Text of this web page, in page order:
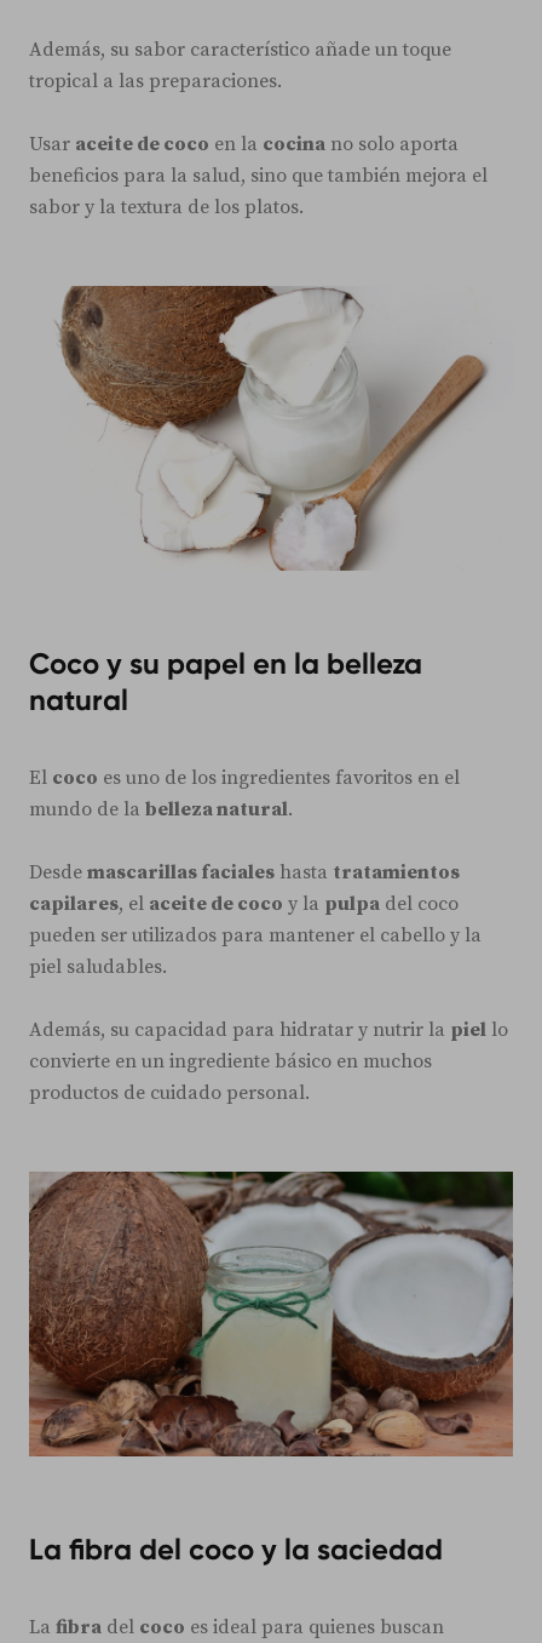
Además, su sabor característico añade un toque
tropical a las preparaciones.
Usar aceite de coco en la cocina no solo aporta
beneficios para la salud, sino que también mejora el
sabor y la textura de los platos.
Coco y su papel en la belleza
natural
El coco es uno de los ingredientes favoritos en el
mundo de la belleza natural.
Desde mascarillas faciales hasta tratamientos
capilares, el aceite de coco y la pulpa del coco
pueden ser utilizados para mantener el cabello y la
piel saludables.
Además, su capacidad para hidratar y nutrir la piel lo
convierte en un ingrediente básico en muchos
productos de cuidado personal.
La fibra del coco y la saciedad
La fibra del coco es ideal para quienes buscan